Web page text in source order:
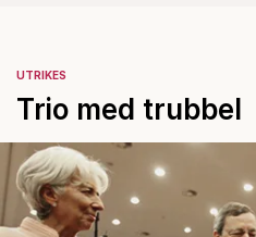
UTRIKES
Trio med trubbel